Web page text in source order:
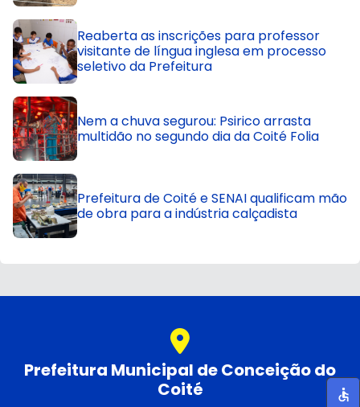
Reaberta as inscrições para professor
visitante de língua inglesa em processo
seletivo da Prefeitura
Nem a chuva segurou: Psirico arrasta
multidão no segundo dia da Coité Folia
Prefeitura de Coité e SENAI qualificam mão
de obra para a indústria calçadista
Prefeitura Municipal de Conceição do
Coité